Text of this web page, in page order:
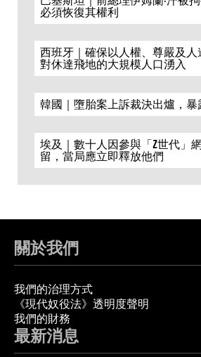
必須恢復其權利
西班牙｜確保以人權、尊嚴及
對休達飛地的大規模人口湧入
韓國｜墮胎案上訴裁決出爐，暴
埃及｜數十人因參與「Z世代」
留，當局應立即釋放他們
關於我們
我們的治理方式
《現代奴役法》透明度聲明
我們的財務
最新消息